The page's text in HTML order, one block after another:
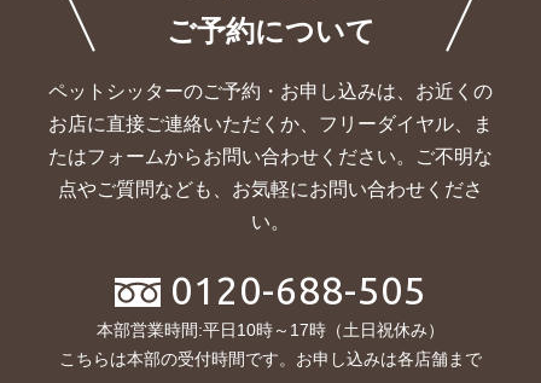
ご予約について
ペットシッターのご予約・お申し込みは、お近くの
お店に直接ご連絡いただくか、 フリーダイヤル、ま
たはフォームからお問い合わせください。ご不明な
点やご質問なども、お気軽にお問い合わせくださ
い。
0120-688-505
本部営業時間:平日10時～17時（土日祝休み）
こちらは本部の受付時間です。お申し込みは各店舗まで